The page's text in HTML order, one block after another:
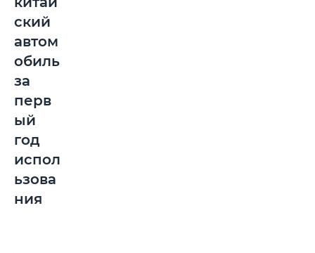
ский
автом
обиль
за
перв
ый
год
испол
ьзова
ния